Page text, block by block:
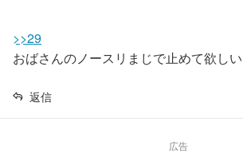
>>29
おばさんのノースリまじで止めて欲しい
返信
広告